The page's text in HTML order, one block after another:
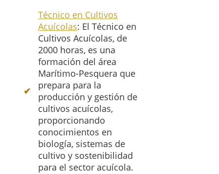
Técnico en Cultivos
Acuícolas: El Técnico en
Cultivos Acuícolas, de
2000 horas, es una
formación del área
Marítimo-Pesquera que
prepara para la
producción y gestión de
cultivos acuícolas,
proporcionando
conocimientos en
biología, sistemas de
cultivo y sostenibilidad
para el sector acuícola.